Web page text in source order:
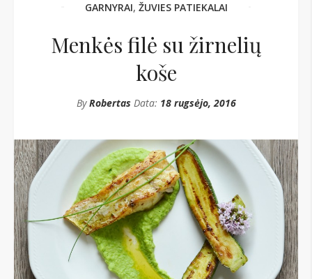
GARNYRAI, ŽUVIES PATIEKALAI
Menkės filė su žirnelių
koše
ByRobertas Data: 18 rugsėjo, 2016